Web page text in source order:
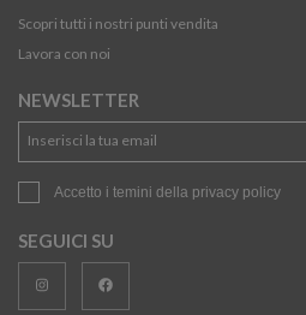
Scopri tutti i nostri punti vendita
Lavora con noi
NEWSLETTER
Accetto i temini della privacy policy
SEGUICI SU